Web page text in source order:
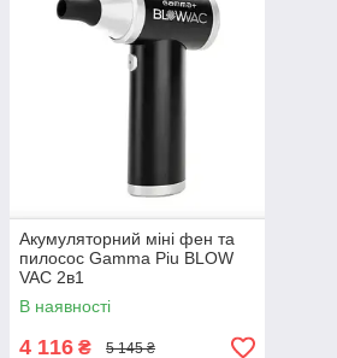
Акумуляторний міні фен та
пилосос Gamma Piu BLOW
VAC 2в1
В наявності
4 116 ₴ 5 145 ₴